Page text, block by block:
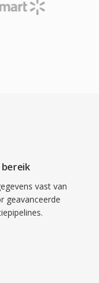
vast van
geavanceerde